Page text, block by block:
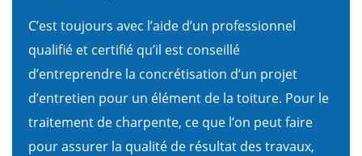
C’est toujours avec l’aide d’un professionnel
qualifié et certifié qu’il est conseillé
d’entreprendre la concrétisation d’un projet
d’entretien pour un élément de la toiture. Pour le
traitement de charpente, ce que l’on peut faire
pour assurer la qualité de résultat des travaux,